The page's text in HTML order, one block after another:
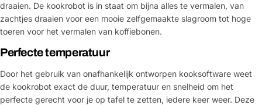
draaien. De kookrobot is in staat om bijna alles te vermalen, van
zachtjes draaien voor een mooie zelfgemaakte slagroom tot hoge
toeren voor het vermalen van koffiebonen.
Perfecte temperatuur
Door het gebruik van onafhankelijk ontworpen kooksoftware weet
de kookrobot exact de duur, temperatuur en snelheid om het
perfecte gerecht voor je op tafel te zetten, iedere keer weer. Deze